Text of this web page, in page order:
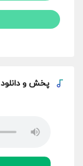
پخش و